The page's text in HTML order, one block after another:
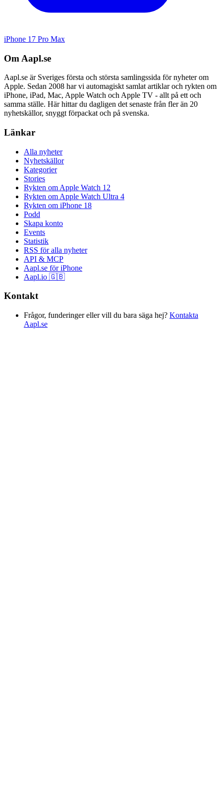
iPhone 17 Pro Max
Om Aapl.se
Aapl.se är Sveriges första och största samlingssida för nyheter om
Apple. Sedan 2008 har vi automagiskt samlat artiklar och rykten om
iPhone, iPad, Mac, Apple Watch och Apple TV - allt på ett och
samma ställe. Här hittar du dagligen det senaste från fler än 20
nyhetskällor, snyggt förpackat och på svenska.
Länkar
Alla nyheter
Nyhetskällor
Kategorier
Stories
Rykten om Apple Watch 12
Rykten om Apple Watch Ultra 4
Rykten om iPhone 18
Podd
Skapa konto
Events
Statistik
RSS för alla nyheter
API & MCP
Aapl.se för iPhone
Aapl.io 🇬🇧
Kontakt
Frågor, funderinger eller vill du bara säga hej? Kontakta
Aapl.se